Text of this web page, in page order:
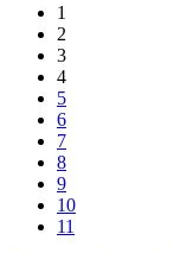
1
2
3
4
5
6
7
8
9
10
11